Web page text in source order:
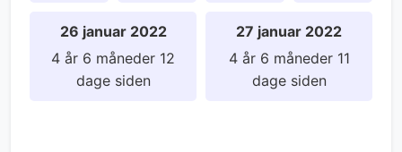
26 januar 2022
4 år 6 måneder 12
dage siden
27 januar 2022
4 år 6 måneder 11
dage siden